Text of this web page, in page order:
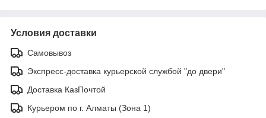
Условия доставки
Самовывоз
Экспресс-доставка курьерской службой "до двери"
Доставка КазПочтой
Курьером по г. Алматы (Зона 1)